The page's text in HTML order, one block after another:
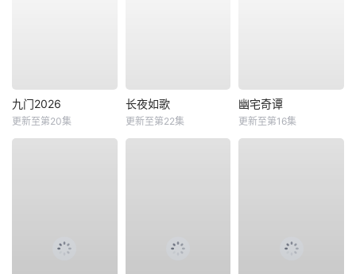
九门2026
更新至第20集
长夜如歌
更新至第22集
幽宅奇谭
更新至第16集